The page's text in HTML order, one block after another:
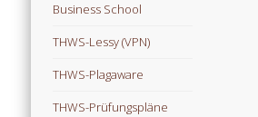
Business School
THWS-Lessy (VPN)
THWS-Plagaware
THWS-Prüfungspläne